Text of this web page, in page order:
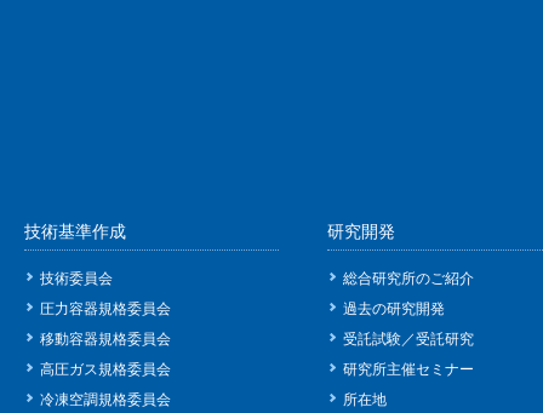
技術基準作成
技術委員会
圧力容器規格委員会
移動容器規格委員会
高圧ガス規格委員会
冷凍空調規格委員会
研究開発
総合研究所のご紹介
過去の研究開発
受託試験／受託研究
研究所主催セミナー
所在地